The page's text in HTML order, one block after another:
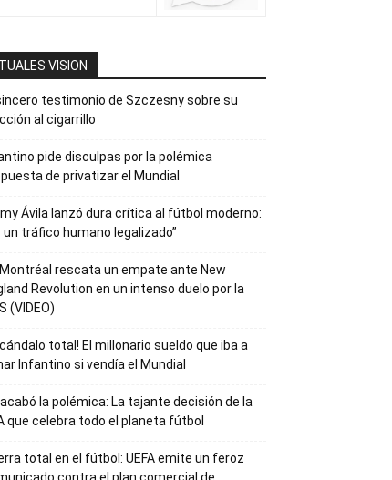
VISION
testimonio de Szczesny sobre su
al cigarrillo
pide disculpas por la polémica
de privatizar el Mundial
Ávila lanzó dura crítica al fútbol moderno:
un tráfico humano legalizado”
Montréal rescata un empate ante New
Revolution en un intenso duelo por la
(VIDEO)
total! El millonario sueldo que iba a
Infantino si vendía el Mundial
la polémica: La tajante decisión de la
que celebra todo el planeta fútbol
total en el fútbol: UEFA emite un feroz